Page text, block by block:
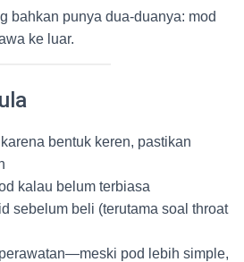
bahkan punya dua-duanya: mod
ke luar.
bentuk keren, pastikan
kalau belum terbiasa
sebelum beli (terutama soal throat
pod lebih simple,